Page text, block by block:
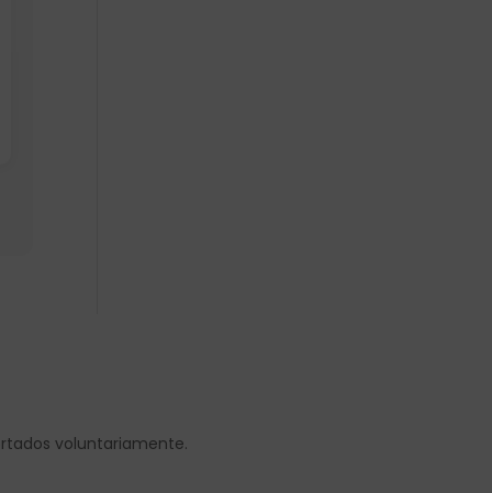
voluntariamente.